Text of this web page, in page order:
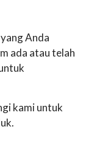
Anda
ada atau telah
kami untuk